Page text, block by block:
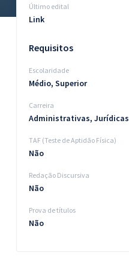
Último edital
Link
Requisitos
Escolaridade
Médio, Superior
Carreira
Administrativas, Jurídicas
TAF (Teste de Aptidão Física)
Não
Redação Discursiva
Não
Prova de títulos
Não